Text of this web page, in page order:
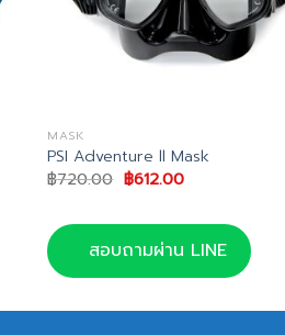
MASK
PSI Adventure ll Mask
฿720.00 Original
price
฿720.00.
฿612.00Current
฿612.00.
สอบถามผ่าน LINE